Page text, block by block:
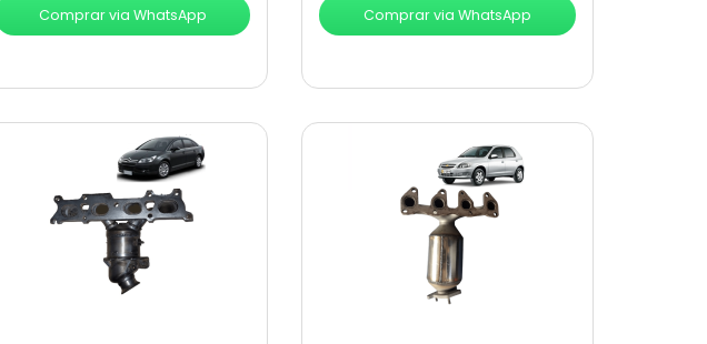
Comprar via WhatsApp Comprar via WhatsApp